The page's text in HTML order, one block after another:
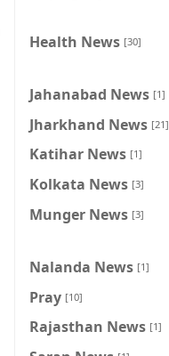
Health News [30]
Jahanabad News [1]
Jharkhand News [21]
Katihar News [1]
Kolkata News [3]
Munger News [3]
Nalanda News [1]
Pray [10]
Rajasthan News [1]